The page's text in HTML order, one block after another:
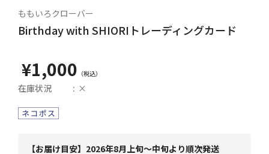
ももいろクローバー
Birthday with SHIORIトレーディングカード
¥1,000
在庫状況 ×
【お届け目安】2026年8月上旬～中旬より順次発送